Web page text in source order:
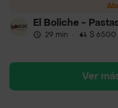
El Boliche -
29 min · $ 6500
Ver